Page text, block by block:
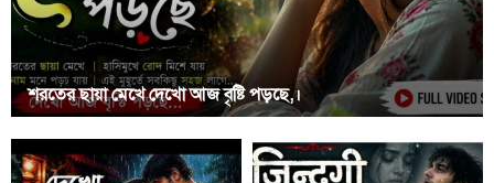
শরতের ছায়া মেখে দেখো আজ বৃষ্টি পড়ছে,।